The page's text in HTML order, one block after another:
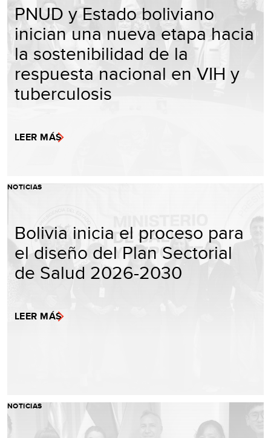
PNUD y Estado boliviano
inician una nueva etapa hacia
la sostenibilidad de la
respuesta nacional en VIH y
tuberculosis
LEER MÁS
NOTICIAS
Bolivia inicia el proceso para
el diseño del Plan Sectorial
de Salud 2026-2030
LEER MÁS
NOTICIAS